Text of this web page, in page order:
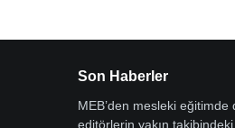
Son Haberler
MEB’den mesleki eğitimde
editörlerin yakın